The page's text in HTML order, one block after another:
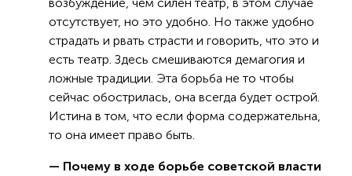
отсутствует, но это удобно. Но также удобно
страдать и рвать страсти и говорить, что это и
есть театр. Здесь смешиваются демагогия и
ложные традиции. Эта борьба не то чтобы
сейчас обострилась, она всегда будет острой.
Истина в том, что если форма содержательна,
то она имеет право быть.
— Почему в ходе борьбе советской власти